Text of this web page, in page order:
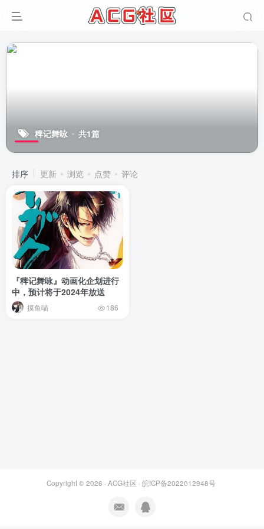
稗记舞咏 共1篇
排序 更新 浏览 点赞 评论
『稗记舞咏』动画化企划进行
中，预计将于2024年放送 ​​​
摸鱼喵 186
Copyright © 2026 · ACG社区 · 皖ICP备2022012948号